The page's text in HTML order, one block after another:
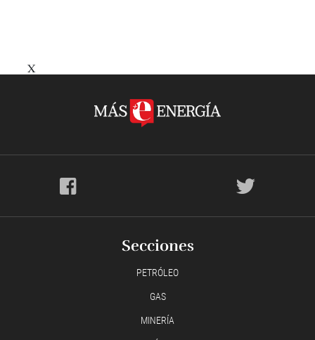
X
Secciones
PETRÓLEO
GAS
MINERÍA